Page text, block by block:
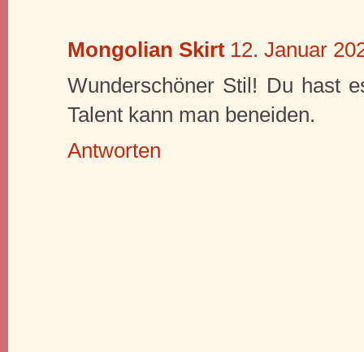
Mongolian Skirt 12. Januar
Wunderschöner Stil! Du hast
Talent kann man beneiden.
Antworten